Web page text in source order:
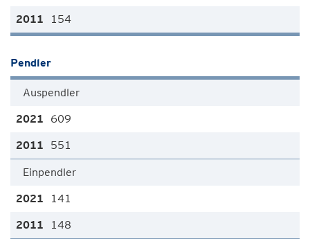
154
Pendler
Auspendler
609
551
Einpendler
141
148